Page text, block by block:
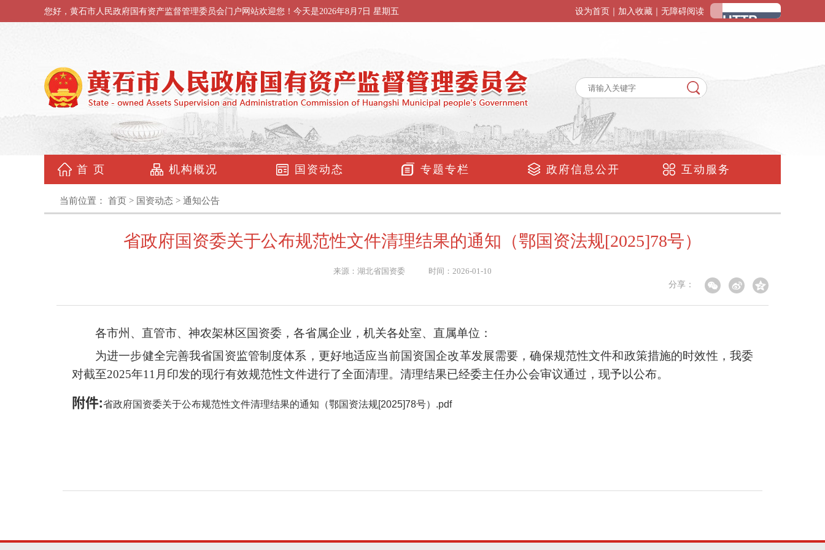
您好，黄石市人民政府国有资产监督管理委员会门户网站欢迎您！今天是2026年8月7日 星期五 设为首页 加入收藏 无障碍阅读
首 页 机构概况 国资动态 专题专栏 政府信息公开 互动服务
当前位置： 首页 > 国资动态 > 通知公告
省政府国资委关于公布规范性文件清理结果的通知（鄂国资法规[2025]78号）
来源：湖北省国资委 时间：2026-01-10
分享：
各市州、直管市、神农架林区国资委，各省属企业，机关各处室、直属单位：
为进一步健全完善我省国资监管制度体系，更好地适应当前国资国企改革发展需要，确保规范性文件和政策措施的时效性，我委
对截至2025年11月印发的现行有效规范性文件进行了全面清理。清理结果已经委主任办公会审议通过，现予以公布。
附件:省政府国资委关于公布规范性文件清理结果的通知（鄂国资法规[2025]78号）.pdf